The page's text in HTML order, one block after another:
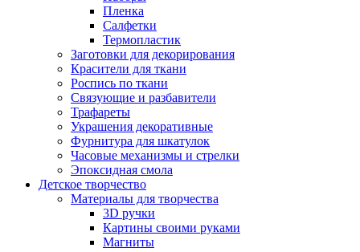
Пленка
Салфетки
Термопластик
Заготовки для декорирования
Красители для ткани
Роспись по ткани
Связующие и разбавители
Трафареты
Украшения декоративные
Фурнитура для шкатулок
Часовые механизмы и стрелки
Эпоксидная смола
Детское творчество
Материалы для творчества
3D ручки
Картины своими руками
Магниты